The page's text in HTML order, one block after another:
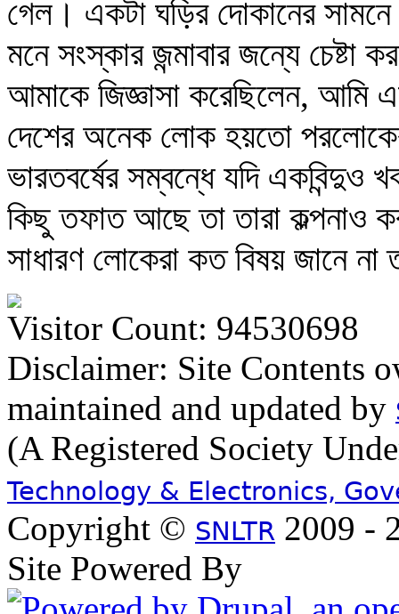
গেল। একটা ঘড়ির দোকানের সামনে
মনে সংস্কার জন্মাবার জন্যে
আমাকে জিজ্ঞাসা করেছিলেন, আমি
দেশের অনেক লোক হয়তো
ভারতবর্ষের সম্বন্ধে যদি
কিছু তফাত আছে তা তারা কল্পনাও
সাধারণ লোকেরা কত বিষয় জানে না
Visitor Count: 94530698
Disclaimer: Site Contents
maintained and updated by
(A Registered Society
Technology & Electronics,
Copyright © SNLTR 2009 -
Site Powered By